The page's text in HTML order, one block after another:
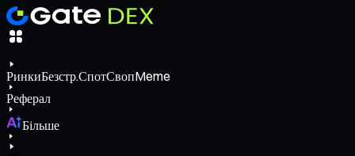
РинкиБезстр.СпотСвопMeme
Реферал
Більше